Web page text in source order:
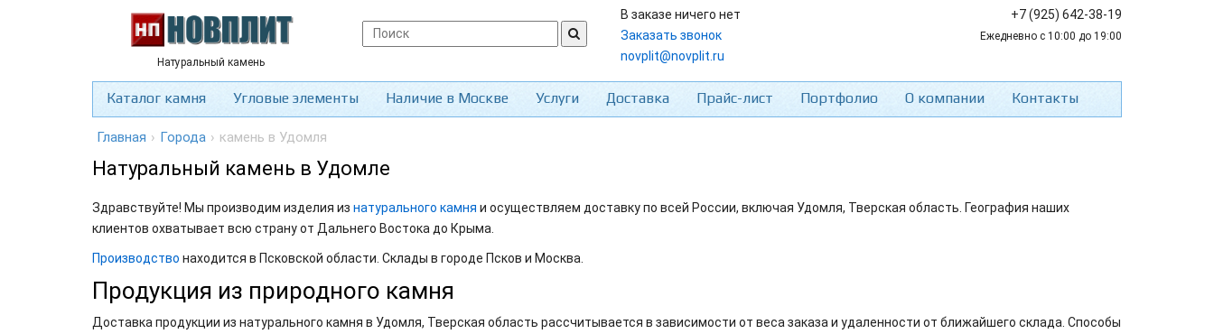
Натуральный камень
В заказе ничего нет
Заказать звонок
novplit@novplit.ru
+7 (925) 642-38-19
Ежедневно с 10:00 до 19:00
Каталог камня Угловые элементы Наличие в Москве Услуги Доставка Прайс-лист Портфолио О компании Контакты
Главная › Города › камень в Удомля
Натуральный камень в Удомле
Здравствуйте! Мы производим изделия из натурального камня и осуществляем доставку по всей России, включая Удомля, Тверская область. География наших
клиентов охватывает всю страну от Дальнего Востока до Крыма.
Производство находится в Псковской области. Склады в городе Псков и Москва.
Продукция из природного камня
Доставка продукции из натурального камня в Удомля, Тверская область рассчитывается в зависимости от веса заказа и удаленности от ближайшего склада. Способы